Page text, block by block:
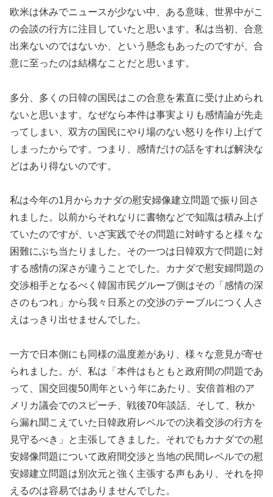
欧米は休みでニュースが少ない中、ある意味、世界中がこ
の会談の行方に注目していたと思います。私は当初、合意
出来ないのではないか、という懸念もあったのですが、合
意に至ったのは結構なことだと思います。
多分、多くの日韓の国民はこの合意を素直に受け止められ
ないと思います。なぜなら本件は事実よりも感情論が先走
ってしまい、双方の国民にやり場のない怒りを作り上げて
しまったからです。つまり、感情だけの話をすれば解決な
どはあり得ないのです。
私は今年の1月からカナダの慰安婦像建立問題で振り回さ
れました。以前からそれなりに書物などで知識は積み上げ
ていたのですが、いざ実践でその問題に対峙すると様々な
困難にぶち当たりました。その一つは日韓双方で問題に対
する感情の深さが違うことでした。カナダで慰安婦問題の
交渉相手となるべく韓国市民グループ側はその「感情の深
さのもつれ」から我々日系との交渉のテーブルにつく人さ
えはっきり出せませんでした。
一方で日本側にも同様の温度差があり、様々な意見が寄せ
られました。が、私は「本件はもともと政府間の問題であ
って、国交回復50周年という年にあたり、安倍首相のア
メリカ議会でのスピーチ、戦後70年談話、そして、秋か
ら漏れ聞こえていた日韓政府レベルでの決着交渉の行方を
見守るべき」と主張してきました。それでもカナダでの慰
安婦像問題について政府間交渉と当地の民間レベルでの慰
安婦建立問題は別次元と強く主張する声もあり、それを抑
えるのは容易ではありませんでした。